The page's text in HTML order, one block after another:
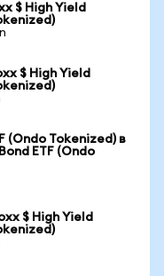
$ High Yield
$ High Yield
(Ondo Tokenized) в
ETF (Ondo
$ High Yield